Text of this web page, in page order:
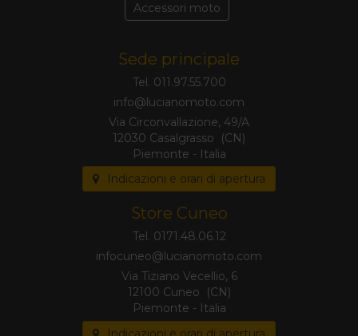
Accessori moto
Sede principale
Tel. 011.97.55.700
Via Circonvallazione, 49/A
12030 Casalgrasso (CN)
Piemonte - Italia
Indicazioni e orari di apertura
Store Cuneo
Tel. 0171.48.06.12
Via Tiziano Vecellio, 6
12100 Cuneo (CN)
Piemonte - Italia